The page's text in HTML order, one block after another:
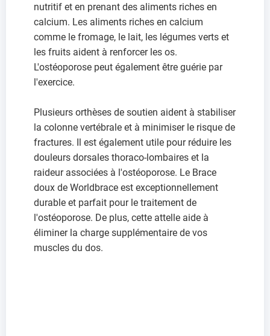
nutritif et en prenant des aliments riches en
calcium. Les aliments riches en calcium
comme le fromage, le lait, les légumes verts et
les fruits aident à renforcer les os.
L'ostéoporose peut également être guérie par
l'exercice.
Plusieurs orthèses de soutien aident à stabiliser
la colonne vertébrale et à minimiser le risque de
fractures. Il est également utile pour réduire les
douleurs dorsales thoraco-lombaires et la
raideur associées à l'ostéoporose. Le Brace
doux de Worldbrace est exceptionnellement
durable et parfait pour le traitement de
l'ostéoporose. De plus, cette attelle aide à
éliminer la charge supplémentaire de vos
muscles du dos.